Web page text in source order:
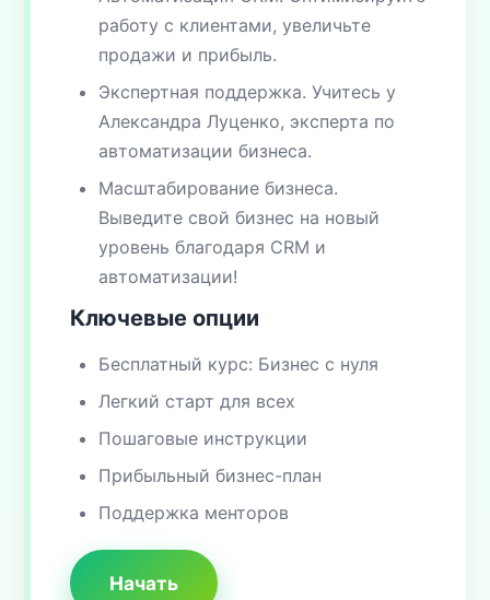
работу с клиентами, увеличьте
продажи и прибыль.
Экспертная поддержка. Учитесь у
Александра Луценко, эксперта по
автоматизации бизнеса.
Масштабирование бизнеса.
Выведите свой бизнес на новый
уровень благодаря CRM и
автоматизации!
Ключевые опции
Бесплатный курс: Бизнес с нуля
Легкий старт для всех
Пошаговые инструкции
Прибыльный бизнес-план
Поддержка менторов
Начать